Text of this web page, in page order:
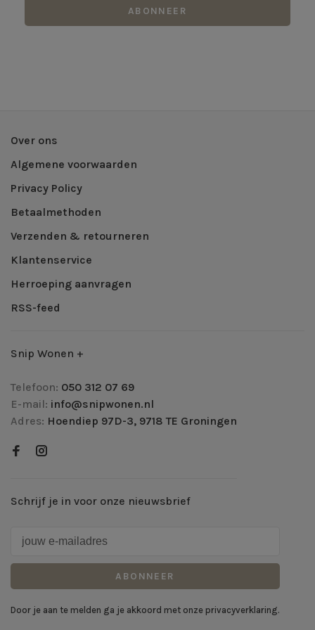
ABONNEER
Over ons
Algemene voorwaarden
Privacy Policy
Betaalmethoden
Verzenden & retourneren
Klantenservice
Herroeping aanvragen
RSS-feed
Snip Wonen +
Telefoon: 050 312 07 69
E-mail: info@snipwonen.nl
Adres: Hoendiep 97D-3, 9718 TE Groningen
Schrijf je in voor onze nieuwsbrief
ABONNEER
Door je aan te melden ga je akkoord met onze privacyverklaring.